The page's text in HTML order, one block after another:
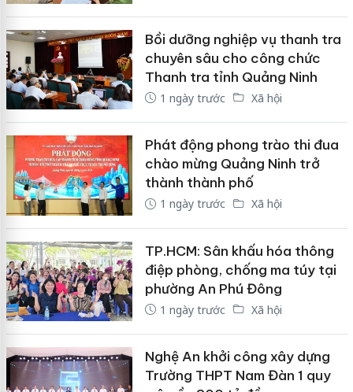
Bồi dưỡng nghiệp vụ thanh tra
chuyên sâu cho công chức
Thanh tra tỉnh Quảng Ninh
1 ngày trước Xã hội
Phát động phong trào thi đua
chào mừng Quảng Ninh trở
thành thành phố
1 ngày trước Xã hội
TP.HCM: Sân khấu hóa thông
điệp phòng, chống ma túy tại
phường An Phú Đông
1 ngày trước Xã hội
Nghệ An khởi công xây dựng
Trường THPT Nam Đàn 1 quy